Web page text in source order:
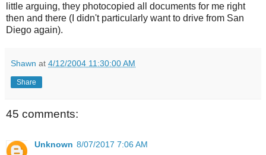
little arguing, they photocopied all documents for me right
then and there (I didn't particularly want to drive from San
Diego again).
Shawn at 4/12/2004 11:30:00 AM
Share
45 comments:
Unknown 8/07/2017 7:06 AM